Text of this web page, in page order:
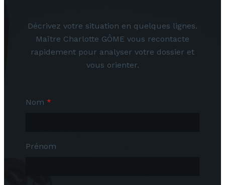
Décrivez votre situation en quelques lignes.
Maître Charlotte GÔME vous recontacte
rapidement pour analyser votre dossier et
vous orienter.
Nom*
Prénom